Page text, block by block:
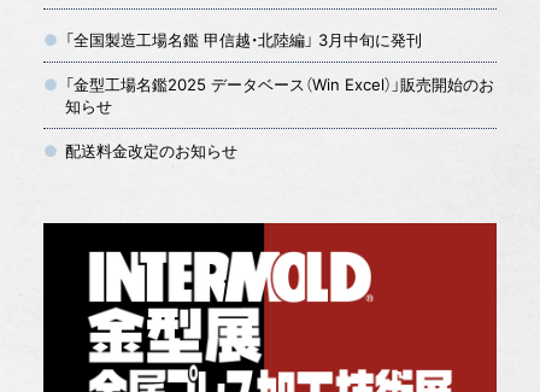
「全国製造工場名鑑 甲信越・北陸編」 3月中旬に発刊
「金型工場名鑑2025 データベース（Win Excel）」販売開始のお
知らせ
配送料金改定のお知らせ